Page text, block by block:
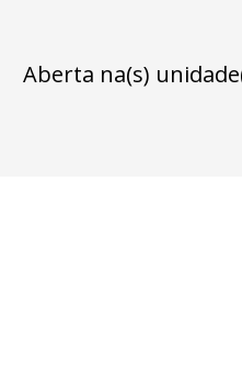
Aberta na(s)